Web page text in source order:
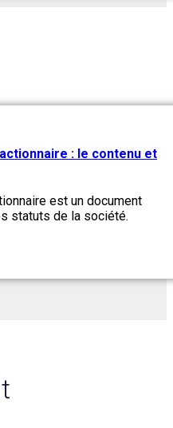
: le contenu et
est un document
statuts de la société.